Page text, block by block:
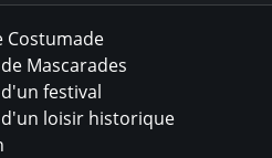
Costumade
Mascarades
festival
loisir historique